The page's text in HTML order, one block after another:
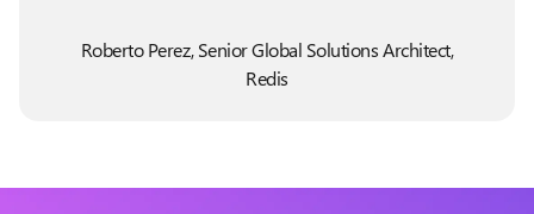
Roberto Perez, Senior Global Solutions Architect,
Redis